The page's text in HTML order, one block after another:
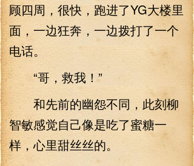
顾四周，很快，跑进了YG大楼里
面，一边狂奔，一边拨打了一个
电话。
“哥，救我！”
和先前的幽怨不同，此刻柳
智敏感觉自己像是吃了蜜糖一
样，心里甜丝丝的。